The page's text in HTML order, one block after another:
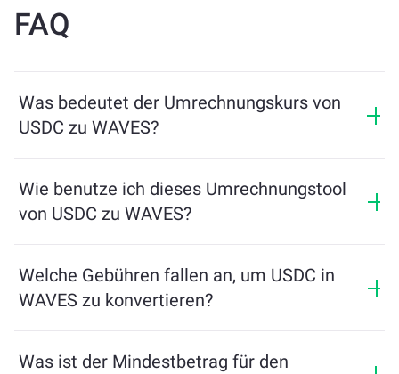
FAQ
Was bedeutet der Umrechnungskurs von
USDC zu WAVES?
Austausch für USDC erhalten. Dieser Kurs schwankt je
nach Marktbedingungen, Angebot und Nachfrage
Wie benutze ich dieses Umrechnungstool
von USDC zu WAVES?
tauschen möchten, und das Tool berechnet die
geschätzte Menge an WAVES, die Sie erhalten. Folgen
Welche Gebühren fallen an, um USDC in
WAVES zu konvertieren?
Liquidität und Marktbedingungen. ChangeNOW bietet
Was ist der Mindestbetrag für den